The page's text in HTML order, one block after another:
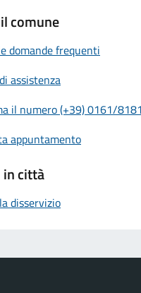
comune
domande frequenti
assistenza
il numero (+39) 0161/
appuntamento
città
disservizio